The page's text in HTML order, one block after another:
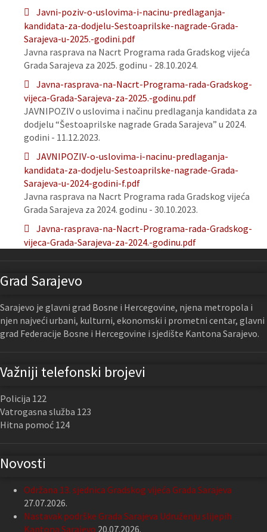
Javni-poziv-o-uslovima-i-nacinu-predlaganja-
kandidata-za-dodjelu-Sestoaprilske-nagrade-Grada-
Sarajeva-u-2025.-godini.pdf
Javna rasprava na Nacrt Programa rada Gradskog vijeća
Grada Sarajeva za 2025. godinu - 28.10.2024.
Javna-rasprava-na-Nacrt-Programa-rada-Gradskog-
vijeca-Grada-Sarajeva-za-2025.-godinu.pdf
JAVNIPOZIV o uslovima i načinu predlaganja kandidata za
dodjelu “Šestoaprilske nagrade Grada Sarajeva” u 2024.
godini - 11.12.2023.
JAVNIPOZIV-o-uslovima-i-nacinu-predlaganja-
kandidata-za-dodjelu-Sestoaprilske-nagrade-Grada-
Sarajeva-u-2024-godini-f.pdf
Javna rasprava na Nacrt Programa rada Gradskog vijeća
Grada Sarajeva za 2024. godinu - 30.10.2023.
Javna-rasprava-na-Nacrt-Programa-rada-Gradskog-
vijeca-Grada-Sarajeva-za-2024.-godinu.pdf
Grad Sarajevo
Sarajevo je glavni grad Bosne i Hercegovine, njena metropola i
njen najveći urbani, kulturni, ekonomski i prometni centar, glavni
grad Federacije Bosne i Hercegovine i sjedište Kantona Sarajevo.
Važniji telefonski brojevi
Policija 122
Vatrogasna služba 123
Hitna pomoć 124
Novosti
Održana 13. sjednica Gradskog vijeća Grada Sarajeva
27.07.2026.
Nastavak podrške Grada Sarajeva Udruženju slijepih
Kantona Sarajevo 20.07.2026.